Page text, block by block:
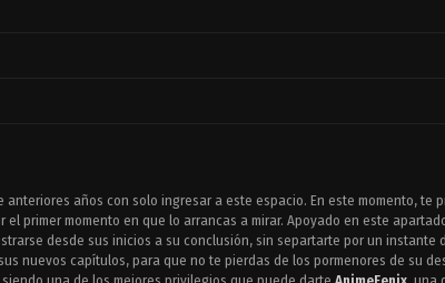
anteriores años con solo ingresar a este espacio. En este momento, te
primer momento en que lo arrancas a mirar. Apoyado en este
desde sus inicios a su conclusión, sin separtarte por un instante
nuevos capítulos, para que no te pierdas de los pormenores de su